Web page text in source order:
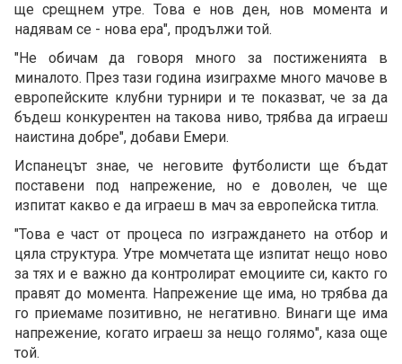
ще срещнем утре. Това е нов ден, нов момента и
надявам се - нова ера", продължи той.
"Не обичам да говоря много за постиженията в
миналото. През тази година изиграхме много мачове в
европейските клубни турнири и те показват, че за да
бъдеш конкурентен на такова ниво, трябва да играеш
наистина добре", добави Емери.
Испанецът знае, че неговите футболисти ще бъдат
поставени под напрежение, но е доволен, че ще
изпитат какво е да играеш в мач за европейска титла.
"Това е част от процеса по изграждането на отбор и
цяла структура. Утре момчетата ще изпитат нещо ново
за тях и е важно да контролират емоциите си, както го
правят до момента. Напрежение ще има, но трябва да
го приемаме позитивно, не негативно. Винаги ще има
напрежение, когато играеш за нещо голямо", каза още
той.